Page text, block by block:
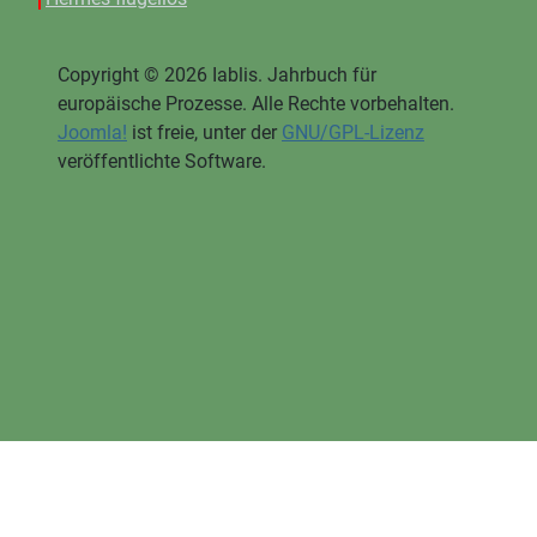
Copyright © 2026 Iablis. Jahrbuch für
europäische Prozesse. Alle Rechte vorbehalten.
Joomla! ist freie, unter der GNU/GPL-Lizenz
veröffentlichte Software.